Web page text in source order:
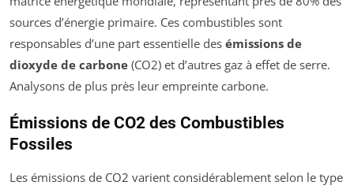
sources d’énergie primaire. Ces combustibles sont
responsables d’une part essentielle des émissions de
dioxyde de carbone (CO2) et d’autres gaz à effet de serre.
Analysons de plus près leur empreinte carbone.
Émissions de CO2 des Combustibles
Fossiles
Les émissions de CO2 varient considérablement selon le type